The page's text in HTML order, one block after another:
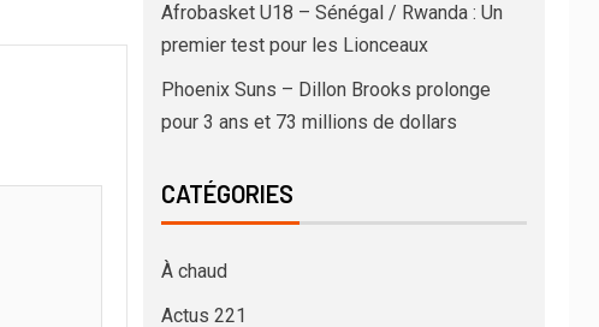
Afrobasket U18 – Sénégal / Rwanda : Un
premier test pour les Lionceaux
Phoenix Suns – Dillon Brooks prolonge
pour 3 ans et 73 millions de dollars
CATÉGORIES
À chaud
Actus 221